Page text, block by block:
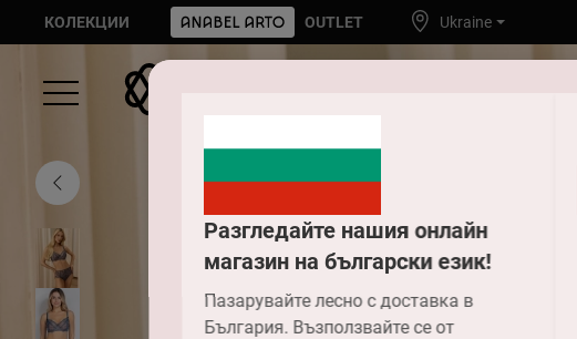
Разгледайте нашия онлайн
магазин на български език!
Пазарувайте лесно с доставка в
България. Възползвайте се от
КОЛЕКЦИИ OUTLET Ukraine